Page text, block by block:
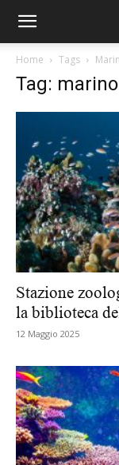
Home Tags
Tag: marino
Stazione
la biblioteca
12 Maggio 2025